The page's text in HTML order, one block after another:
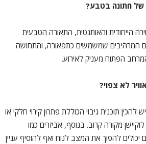
של חתונה בטבע?
הייחודית והאותנטית, התאורה הטבעית
המרהיבים שמשמשים כתפאורה, והתחושה
הפתוח מעניק לאירוע.
לא צפוי?
תוכנית גיבוי הכוללת פתרון קירוי חלקי או
מקורה קרוב. בנוסף, אביזרים כמו
יכולים להפוך את המצב לנוח ואף להוסיף עניין